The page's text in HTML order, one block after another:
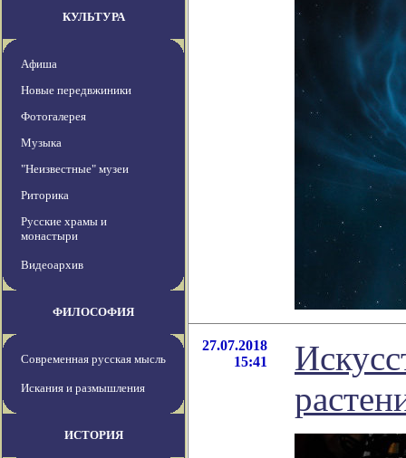
КУЛЬТУРА
Афиша
Новые передвжиники
Фотогалерея
Музыка
"Неизвестные" музеи
Риторика
Русские храмы и
монастыри
Видеоархив
ФИЛОСОФИЯ
Современная русская мысль
Искания и размышления
ИСТОРИЯ
27.07.2018
15:41